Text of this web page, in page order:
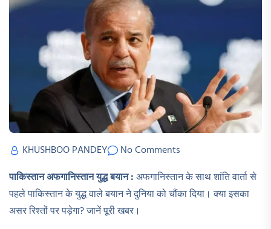
KHUSHBOO PANDEY
No Comments
पाकिस्तान अफगानिस्तान युद्ध बयान :अफगानिस्तान के साथ शांति वार्ता से
पहले पाकिस्तान के युद्ध वाले बयान ने दुनिया को चौंका दिया। क्या इसका
असर रिश्तों पर पड़ेगा? जानें पूरी खबर।